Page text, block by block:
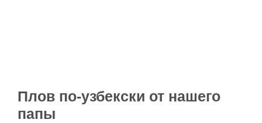
Плов по-узбекски от нашего
папы